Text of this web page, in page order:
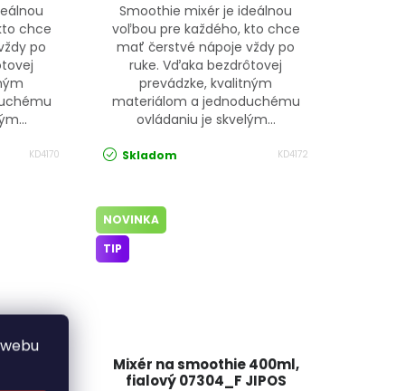
chce
po
KD4170
Smoothie mixér je ideálnou
voľbou pre každého, kto chce
mať čerstvé nápoje vždy po
ruke. Vďaka bezdrôtovej
prevádzke, kvalitným
materiálom a jednoduchému
ovládaniu je skvelým...
Skladom KD4172
Mixér na smoothie 400ml,
fialový 07304_F JIPOS
NOVINKA
TIP